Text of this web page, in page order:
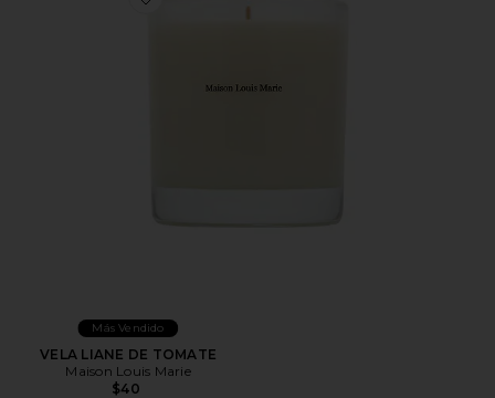
Favorite VELA LIANE DE TOMATE
Más Vendido
VELA LIANE DE TOMATE
Maison Louis Marie
$40